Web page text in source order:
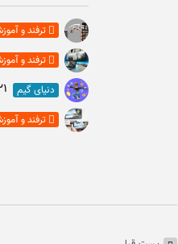
ترفند و
ترفند و
دنیای گیم ۲۱ بازی پولساز
ترفند و